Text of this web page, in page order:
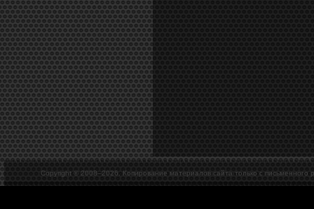
Copyright © 2008–2026. Копирование материалов сайта только с